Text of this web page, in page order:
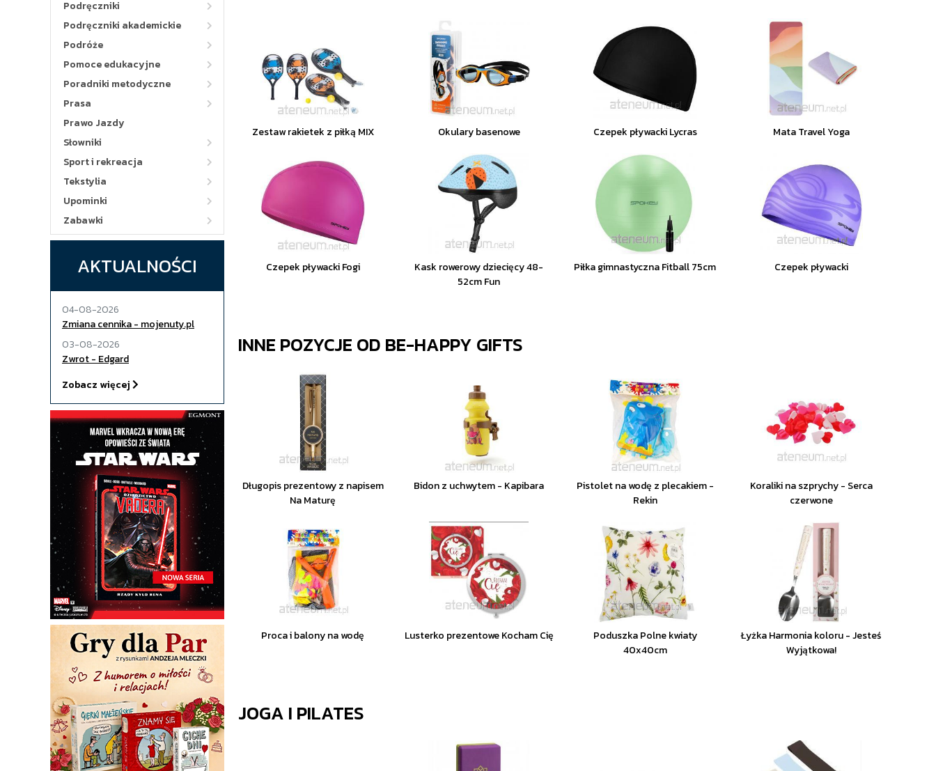
Podręczniki
Podręczniki akademickie
Podróże
Pomoce edukacyjne
Poradniki metodyczne
Prasa
Prawo Jazdy
Słowniki
Sport i rekreacja
Tekstylia
Upominki
Zabawki
AKTUALNOŚCI
04-08-2026
Zmiana cennika - mojenuty.pl
03-08-2026
Zwrot - Edgard
Zobacz więcej
Zestaw rakietek z piłką MIX Okulary basenowe Czepek pływacki Lycras Mata Travel Yoga
Czepek pływacki Fogi
Kask rowerowy dziecięcy 48-
52cm Fun
Piłka gimnastyczna Fitball 75cm Czepek pływacki
INNE POZYCJE OD BE-HAPPY GIFTS
Długopis prezentowy z napisem
Na Maturę
Bidon z uchwytem - Kapibara
Pistolet na wodę z plecakiem -
Rekin
Koraliki na szprychy - Serca
czerwone
Proca i balony na wodę Lusterko prezentowe Kocham Cię
Poduszka Polne kwiaty
40x40cm
Łyżka Harmonia koloru - Jesteś
Wyjątkowa!
JOGA I PILATES